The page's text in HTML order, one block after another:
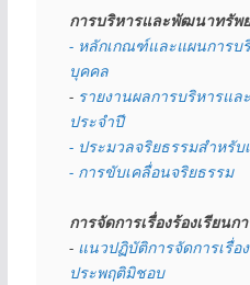
การบริหารและพัฒนาทรัพ
- หลักเกณฑ์และแผนการบ
บุคคล
- รายงานผลการบริหารแ
ประจำปี
- ประมวลจริยธรรมสำหรับ
- การขับเคลื่อนจริยธรรม
การจัดการเรื่องร้องเรียน
- แนวปฏิบัติการจัดการเรื่อ
ประพฤติมิชอบ